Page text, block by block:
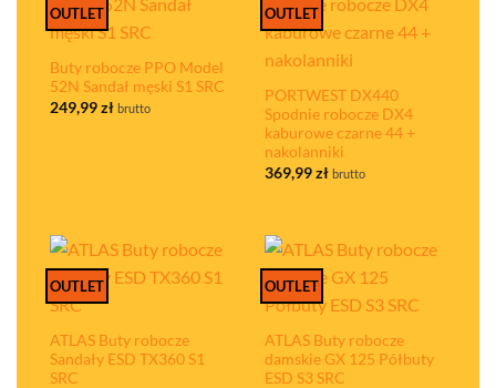
OUTLET
Buty robocze PPO Model
52N Sandał męski S1 SRC
249,99zł brutto
OUTLET
PORTWEST DX440
Spodnie robocze DX4
kaburowe czarne 44 +
nakolanniki
369,99zł brutto
OUTLET
ATLAS Buty robocze
Sandały ESD TX360 S1
SRC
OUTLET
ATLAS Buty robocze
damskie GX 125 Półbuty
ESD S3 SRC